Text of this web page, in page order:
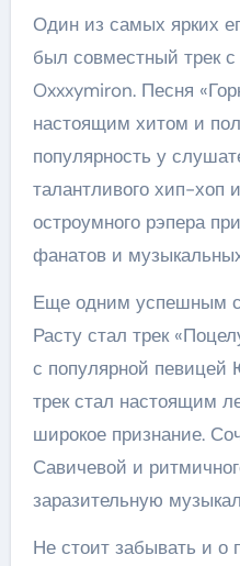
Один из самых ярких
был совместный трек
Oxxxymiron. Песня
настоящим хитом и
популярность у
талантливого хип-хоп
остроумного рэпера
фанатов и
Еще одним успешным
Расту стал трек
с популярной
трек стал настоящим
широкое признание.
Савичевой и
заразительную
Не стоит забывать и о